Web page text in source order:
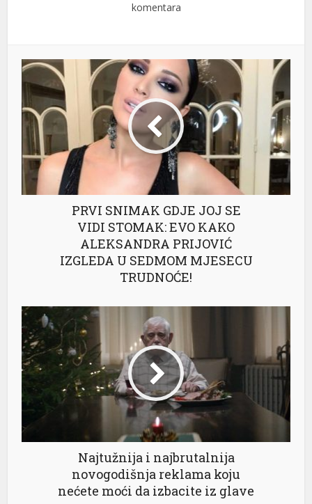
komentara
PRVI SNIMAK GDJE JOJ SE
VIDI STOMAK: EVO KAKO
ALEKSANDRA PRIJOVIĆ
IZGLEDA U SEDMOM MJESECU
TRUDNOĆE!
Najtužnija i najbrutalnija
novogodišnja reklama koju
nećete moći da izbacite iz glave